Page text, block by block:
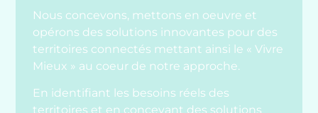
Nous concevons, mettons en oeuvre et
opérons des solutions innovantes pour des
territoires connectés mettant ainsi le « Vivre
Mieux » au coeur de notre approche.
En identifiant les besoins réels des
territoires et en concevant des solutions